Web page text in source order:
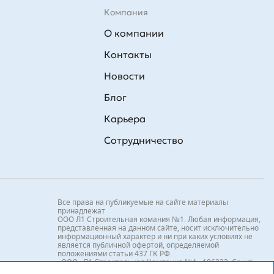
Компания
О компании
Контакты
Новости
Блог
Карьера
Сотрудничество
Все права на публикуемые на сайте материалы
принадлежат
ООО Л1 Строительная комания №1. Любая информация,
представленная на данном сайте, носит исключительно
информационный характер и ни при каких условиях не
является публичной офертой, определяемой
положениями статьи 437 ГК РФ.
«ООО «Л1 Строительная Компания №1» 196233, Санкт-